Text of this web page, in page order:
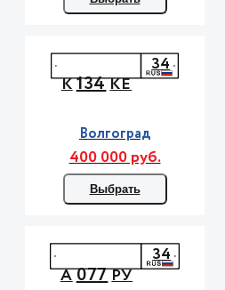
К134КЕ
34
Волгоград
400 000 руб.
Выбрать
А077РУ
34